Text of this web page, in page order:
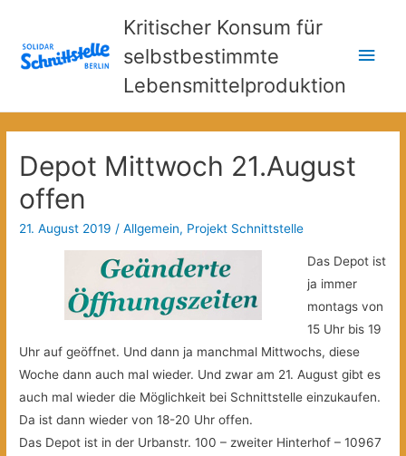
Kritischer Konsum für
selbstbestimmte
Lebensmittelproduktion
Depot Mittwoch 21.August
offen
21. August 2019 /Allgemein, Projekt Schnittstelle
Das Depot ist
ja immer
montags von
15 Uhr bis 19
Uhr auf geöffnet. Und dann ja manchmal Mittwochs, diese
Woche dann auch mal wieder. Und zwar am 21. August gibt es
auch mal wieder die Möglichkeit bei Schnittstelle einzukaufen.
Da ist dann wieder von 18-20 Uhr offen.
Das Depot ist in der Urbanstr. 100 – zweiter Hinterhof – 10967